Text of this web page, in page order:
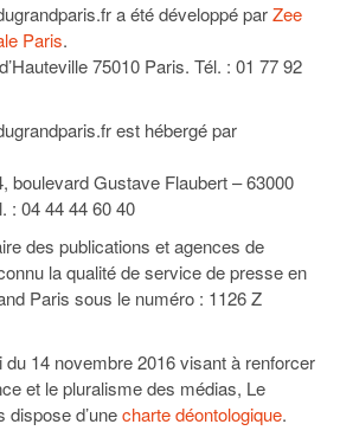
a été développé parZee
Paris.
75010 Paris. Tél. : 01 77 92
est hébergé par
boulevard Gustave Flaubert – 63000
: 04 44 44 60 40
des publications et agences de
la qualité de service de presse en
Paris sous le numéro : 1126 Z
14 novembre 2016 visant à renforcer
et le pluralisme des médias, Le
dispose d’unecharte déontologique.